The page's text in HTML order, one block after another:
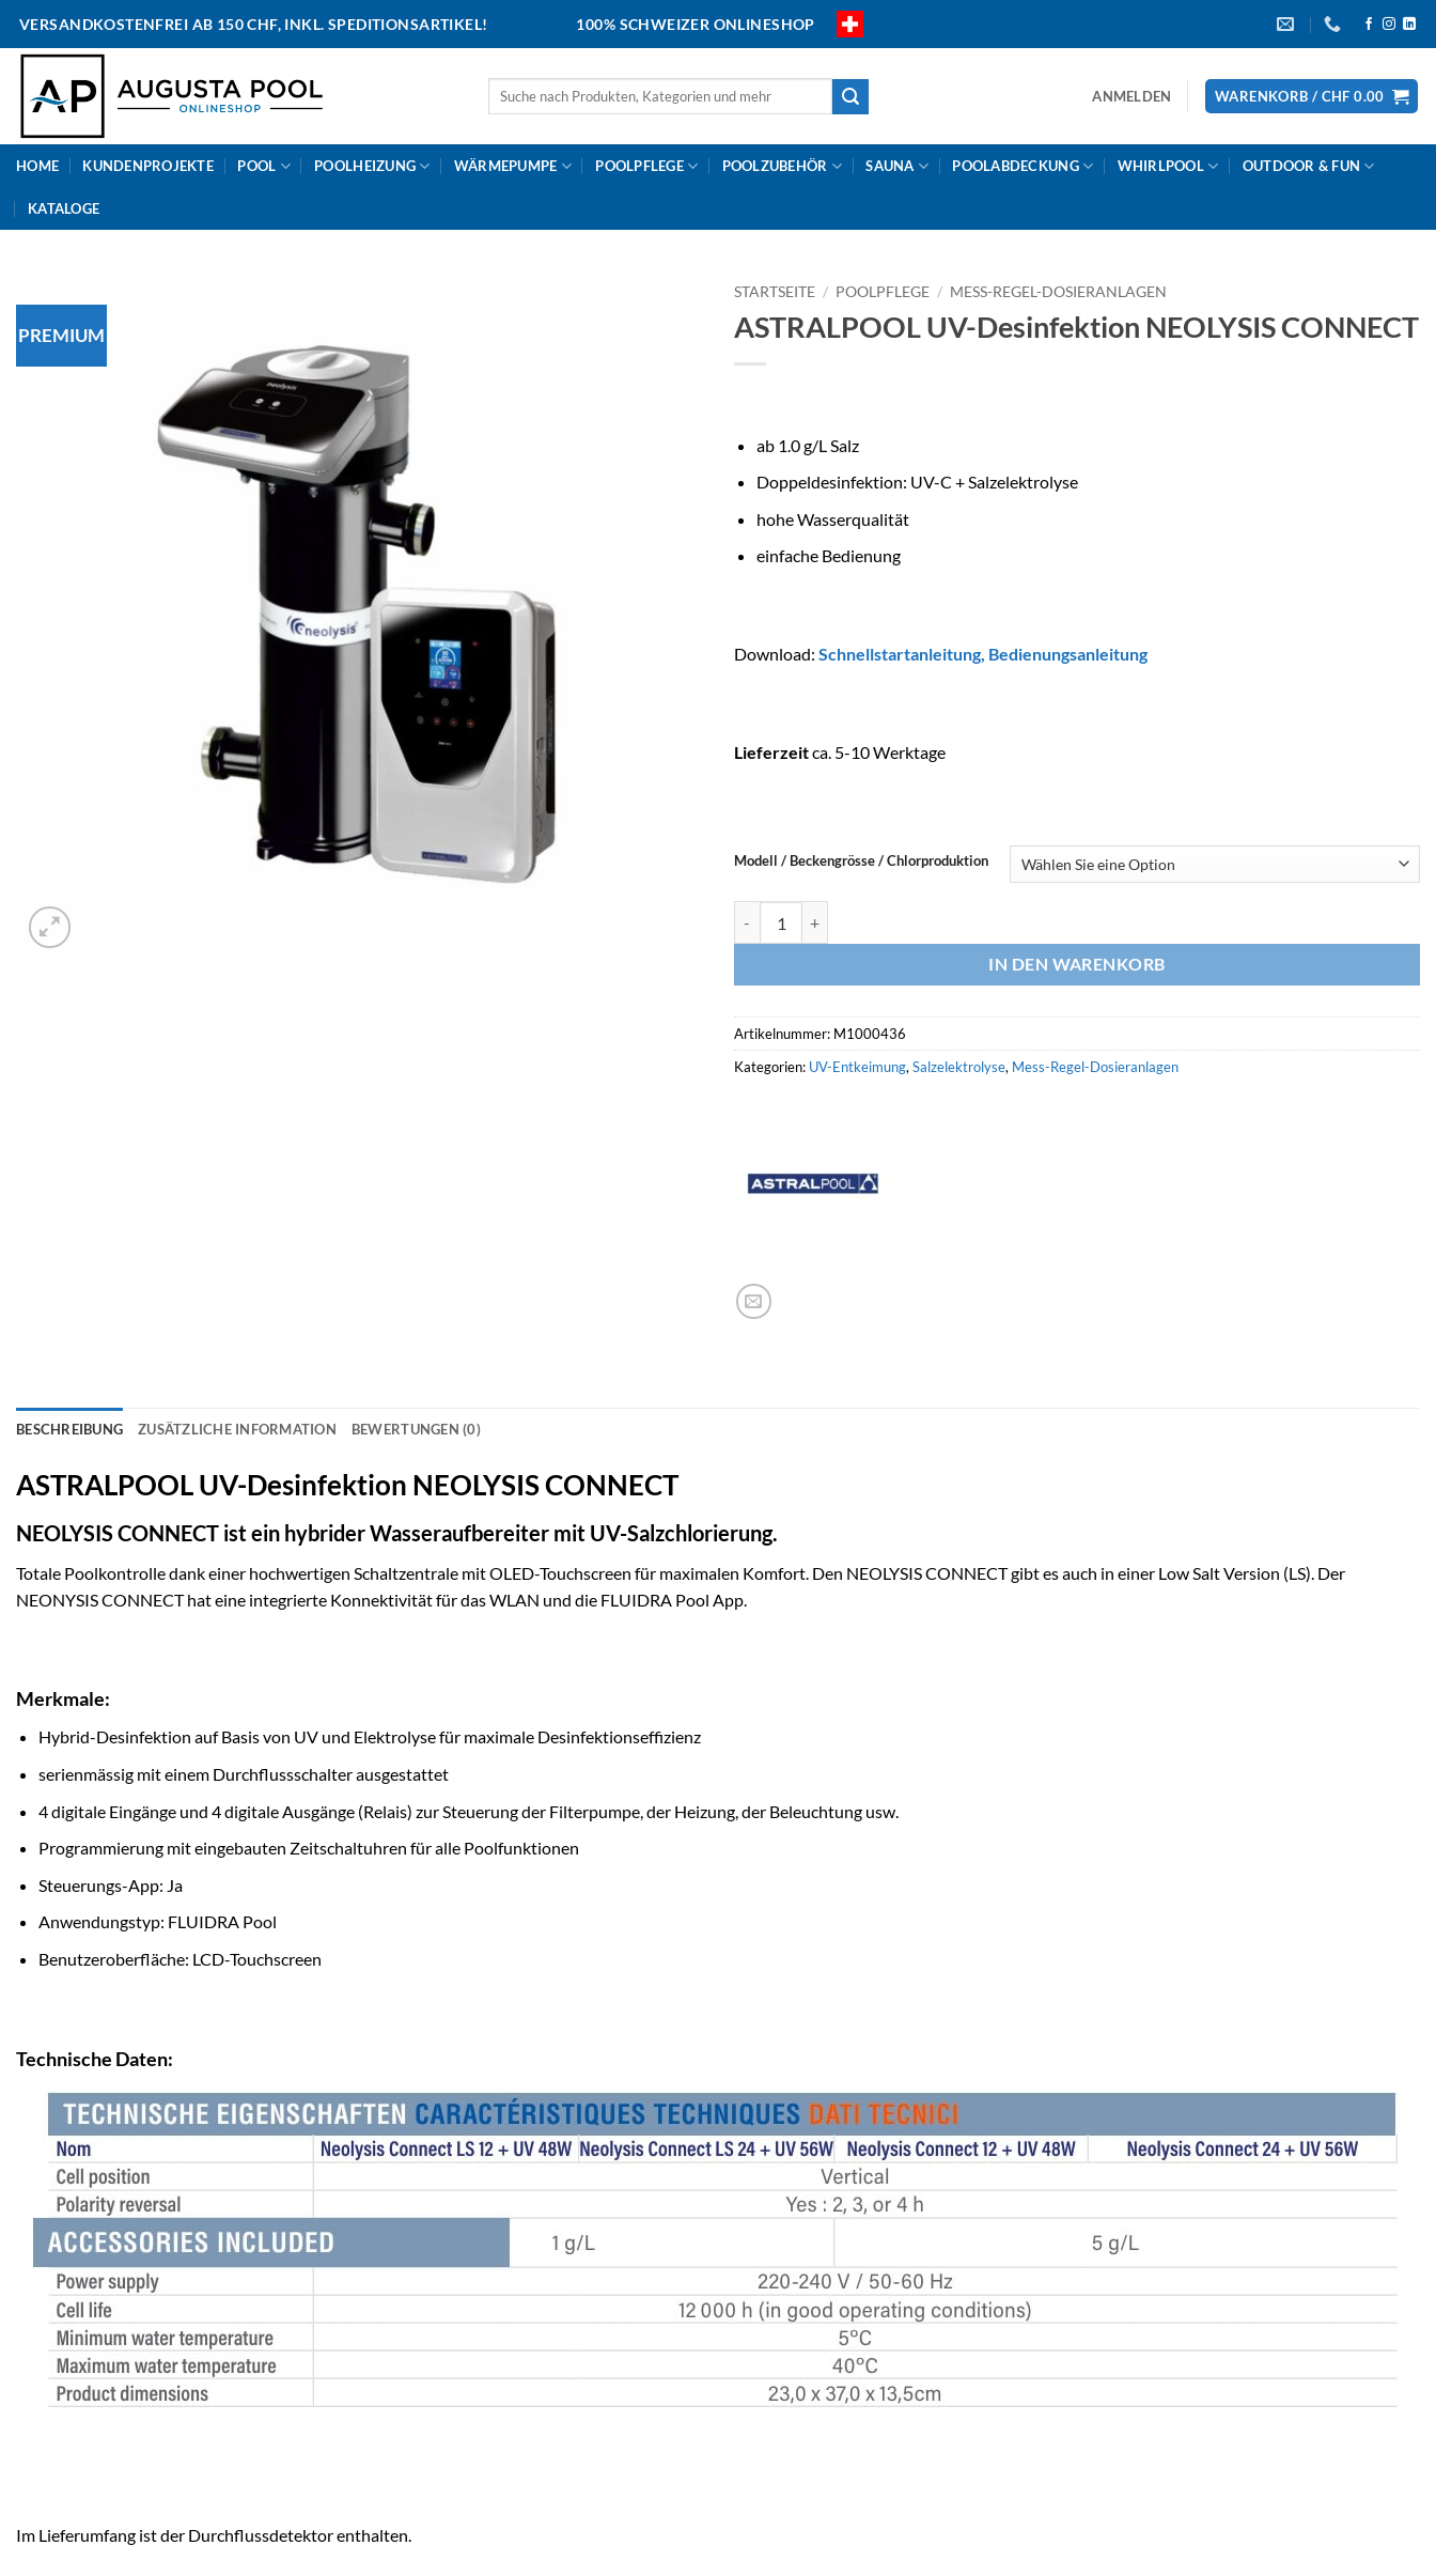
VERSANDKOSTENFREI AB 150 CHF, INKL. SPEDITIONSARTIKEL! 100% SCHWEIZER ONLINESHOP
Suche
ANMELDEN WARENKORB / CHF 0.00
HOME KUNDENPROJEKTE POOL POOLHEIZUNG WÄRMEPUMPE POOLPFLEGE POOLZUBEHÖR SAUNA POOLABDECKUNG WHIRLPOOL OUTDOOR & FUN
KATALOGE
PREMIUM
STARTSEITE / POOLPFLEGE / MESS-REGEL-DOSIERANLAGEN
ASTRALPOOL UV-Desinfektion NEOLYSIS CONNECT
ab 1.0 g/L Salz
Doppeldesinfektion: UV-C + Salzelektrolyse
hohe Wasserqualität
einfache Bedienung
Download: Schnellstartanleitung, Bedienungsanleitung
Lieferzeitca. 5-10 Werktage
Modell / Beckengrösse / Chlorproduktion
IN DEN WARENKORB
Artikelnummer: M1000436
Kategorien: UV-Entkeimung, Salzelektrolyse, Mess-Regel-Dosieranlagen
BESCHREIBUNG ZUSÄTZLICHE INFORMATION BEWERTUNGEN (0)
ASTRALPOOL UV-Desinfektion NEOLYSIS CONNECT
NEOLYSIS CONNECT ist ein hybrider Wasseraufbereiter mit UV-Salzchlorierung.
Totale Poolkontrolle dank einer hochwertigen Schaltzentrale mit OLED-Touchscreen für maximalen Komfort. Den NEOLYSIS CONNECT gibt es auch in einer Low Salt Version (LS). Der
NEONYSIS CONNECT hat eine integrierte Konnektivität für das WLAN und die FLUIDRA Pool App.
Merkmale:
Hybrid-Desinfektion auf Basis von UV und Elektrolyse für maximale Desinfektionseffizienz
serienmässig mit einem Durchflussschalter ausgestattet
4 digitale Eingänge und 4 digitale Ausgänge (Relais) zur Steuerung der Filterpumpe, der Heizung, der Beleuchtung usw.
Programmierung mit eingebauten Zeitschaltuhren für alle Poolfunktionen
Steuerungs-App: Ja
Anwendungstyp: FLUIDRA Pool
Benutzeroberfläche: LCD-Touchscreen
Technische Daten:
Im Lieferumfang ist der Durchflussdetektor enthalten.